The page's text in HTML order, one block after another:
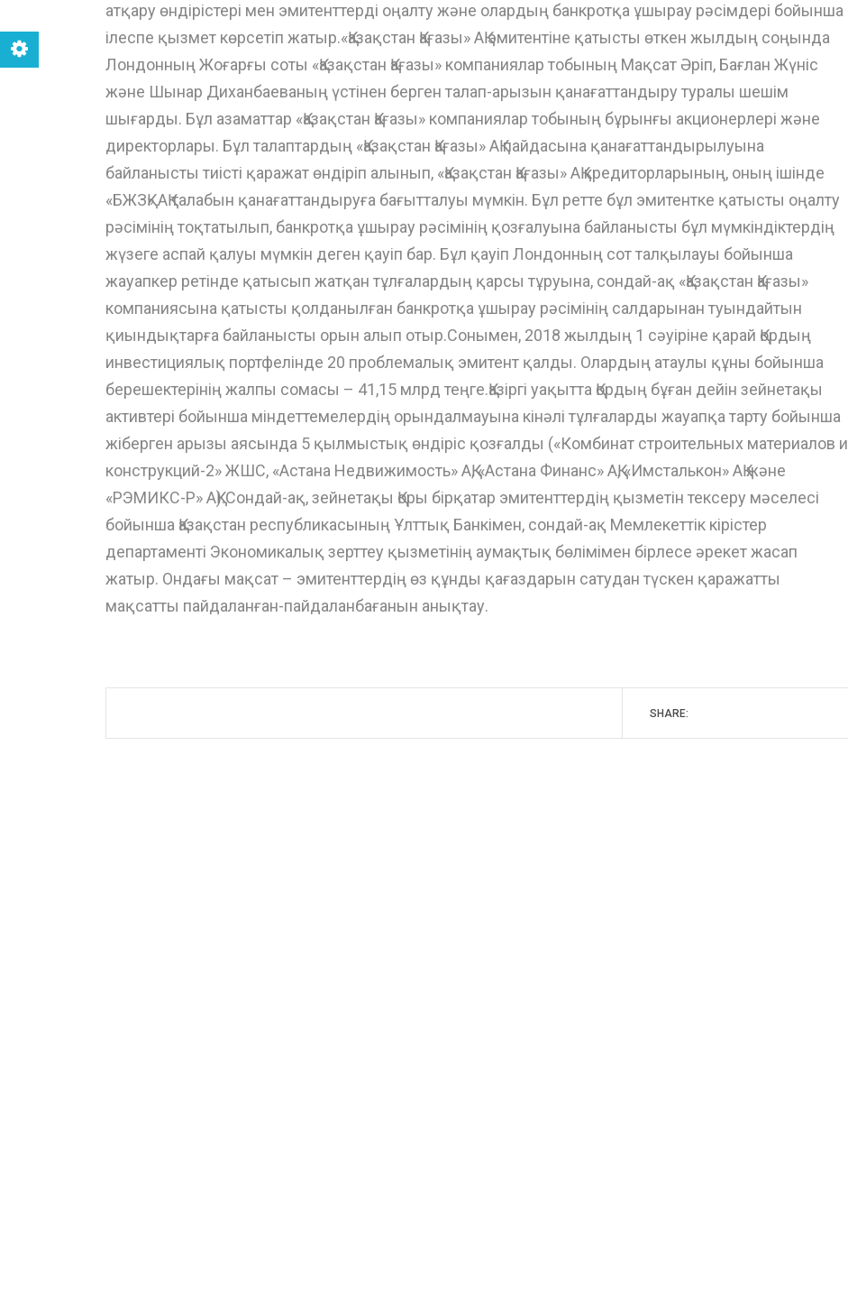
атқару өндірістері мен эмитенттерді оңалту және олардың банкротқа ұшырау рәсімдері бойынша
ілеспе қызмет көрсетіп жатыр.«Қазақстан Қағазы» АҚ эмитентіне қатысты өткен жылдың соңында
Лондонның Жоғарғы соты «Қазақстан Қағазы» компаниялар тобының Мақсат Әріп, Бағлан Жүніс
және Шынар Диханбаеваның үстінен берген талап-арызын қанағаттандыру туралы шешім
шығарды. Бұл азаматтар «Қазақстан Қағазы» компаниялар тобының бұрынғы акционерлері және
директорлары. Бұл талаптардың «Қазақстан Қағазы» АҚ пайдасына қанағаттандырылуына
байланысты тиісті қаражат өндіріп алынып, «Қазақстан Қағазы» АҚ кредиторларының, оның ішінде
«БЖЗҚ» АҚ талабын қанағаттандыруға бағытталуы мүмкін. Бұл ретте бұл эмитентке қатысты оңалту
рәсімінің тоқтатылып, банкротқа ұшырау рәсімінің қозғалуына байланысты бұл мүмкіндіктердің
жүзеге аспай қалуы мүмкін деген қауіп бар. Бұл қауіп Лондонның сот талқылауы бойынша
жауапкер ретінде қатысып жатқан тұлғалардың қарсы тұруына, сондай-ақ «Қазақстан Қағазы»
компаниясына қатысты қолданылған банкротқа ұшырау рәсімінің салдарынан туындайтын
қиындықтарға байланысты орын алып отыр.Сонымен, 2018 жылдың 1 сәуіріне қарай Қордың
инвестициялық портфелінде 20 проблемалық эмитент қалды. Олардың атаулы құны бойынша
берешектерінің жалпы сомасы – 41,15 млрд теңге.Қазіргі уақытта Қордың бұған дейін зейнетақы
активтері бойынша міндеттемелердің орындалмауына кінәлі тұлғаларды жауапқа тарту бойынша
жіберген арызы аясында 5 қылмыстық өндіріс қозғалды («Комбинат строительных материалов и
конструкций-2» ЖШС, «Астана Недвижимость» АҚ, «Астана Финанс» АҚ, «Имсталькон» АҚ және
«РЭМИКС-Р» АҚ).Сондай-ақ, зейнетақы Қоры бірқатар эмитенттердің қызметін тексеру мәселесі
бойынша Қазақстан республикасының Ұлттық Банкімен, сондай-ақ Мемлекеттік кірістер
департаменті Экономикалық зерттеу қызметінің аумақтық бөлімімен бірлесе әрекет жасап
жатыр. Ондағы мақсат – эмитенттердің өз құнды қағаздарын сатудан түскен қаражатты
мақсатты пайдаланған-пайдаланбағанын анықтау.
SHARE: